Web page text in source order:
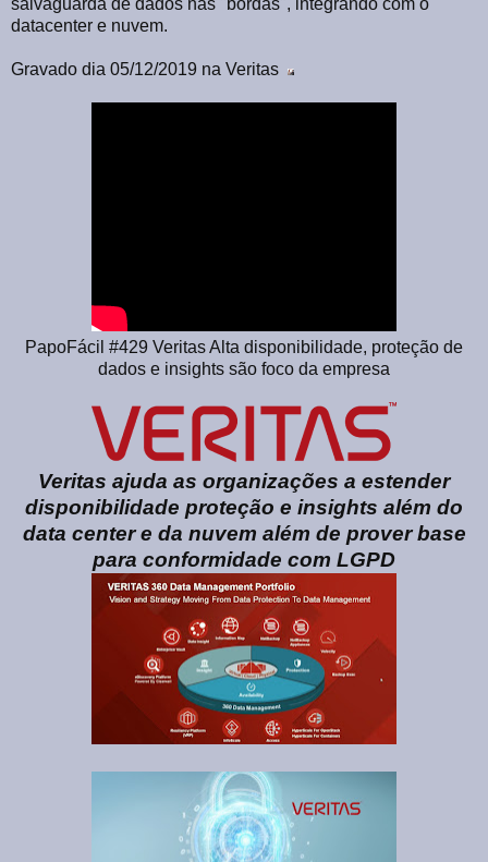
datacenter e nuvem.
Gravado dia 05/12/2019 na Veritas
PapoFácil #429 Veritas Alta disponibilidade, proteção de
dados e insights são foco da empresa
Veritas ajuda as organizações a estender
disponibilidade proteção e insights além do
data center e da nuvem além de prover base
para conformidade com LGPD